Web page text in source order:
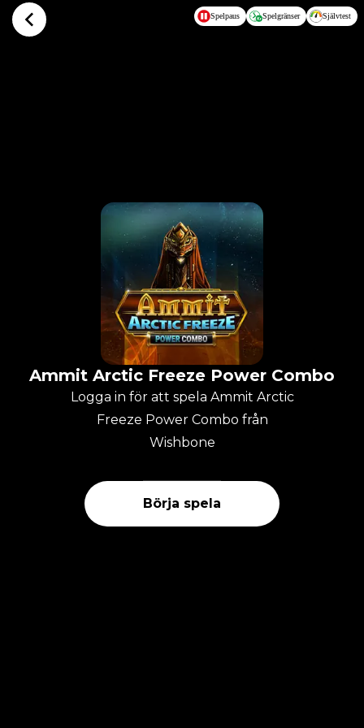
Hoppa till huvudinnehållet Spelpaus Spelgränser Självtest
Ammit Arctic Freeze Power Combo
Logga in för att spela Ammit Arctic
Freeze Power Combo från
Wishbone
Börja spela